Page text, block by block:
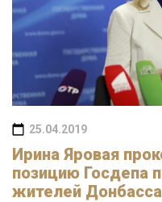
25.04.2019
Ирина Яровая
позицию Госдепа
жителей Донбасса